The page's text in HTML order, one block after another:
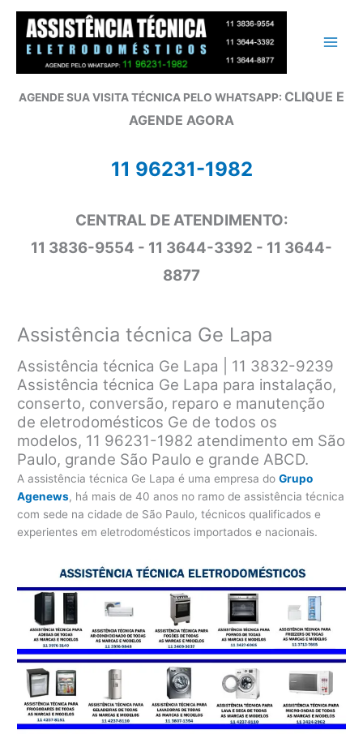
conteúdo
AGENDE SUA VISITA TÉCNICA PELO WHATSAPP: CLIQUE E
AGENDE AGORA
11 96231-1982
CENTRAL DE ATENDIMENTO:
11 3836-9554 - 11 3644-3392 - 11 3644-
8877
Assistência técnica Ge Lapa
Assistência técnica Ge Lapa | 11 3832-9239
Assistência técnica Ge Lapa para instalação,
conserto, conversão, reparo e manutenção
de eletrodomésticos Ge de todos os
modelos, 11 96231-1982 atendimento em São
Paulo, grande São Paulo e grande ABCD.
A assistência técnica Ge Lapa é uma empresa doGrupo
Agenews, há mais de 40 anos no ramo de assistência técnica
com sede na cidade de São Paulo, técnicos qualificados e
experientes em eletrodomésticos importados e nacionais.